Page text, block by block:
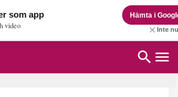
som app
video
Hämta i
Inte